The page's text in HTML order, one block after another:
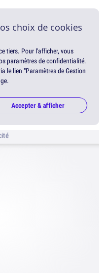
choix de cookies
tiers. Pour l'afficher, vous
paramètres de confidentialité.
le lien "Paramètres de Gestion
Accepter & afficher